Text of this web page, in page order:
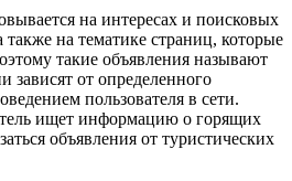
на интересах и поисковых
также на тематике страниц, которые
такие объявления называют
зависят от определенного
пользователя в сети.
ищет информацию о горящих
объявления от туристических